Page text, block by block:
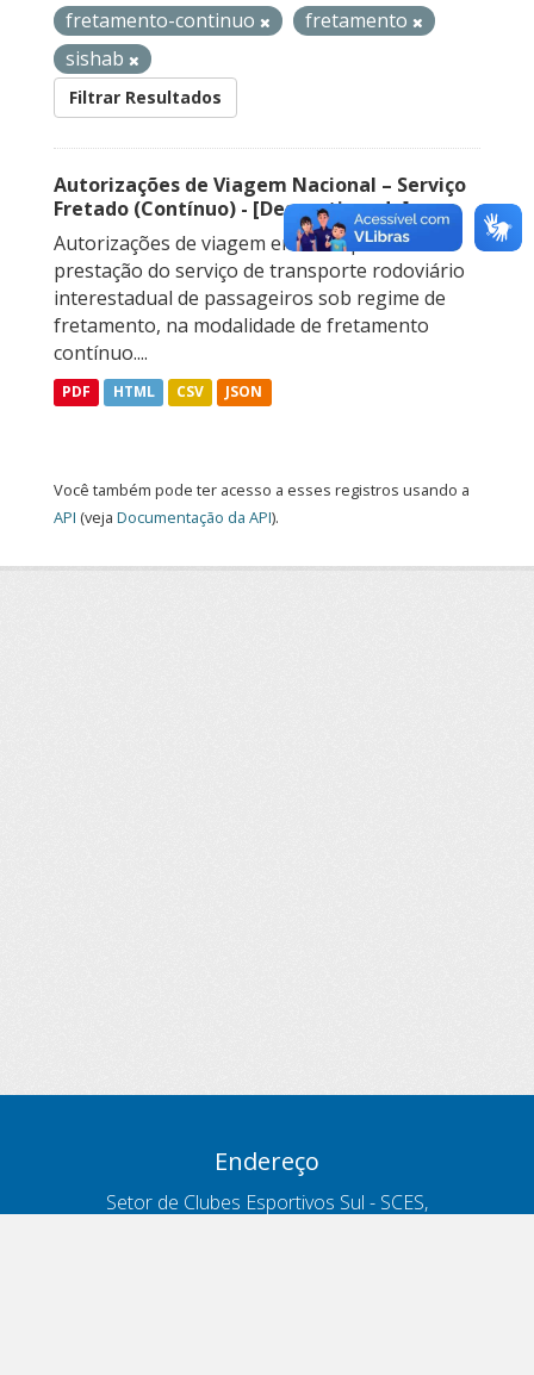
fretamento-continuo
fretamento
sishab
Filtrar Resultados
Autorizações de Viagem Nacional – Serviço
Fretado (Contínuo) - [Descontinuado]
Autorizações de viagem emitidas para a
prestação do serviço de transporte rodoviário
interestadual de passageiros sob regime de
fretamento, na modalidade de fretamento
contínuo....
PDF HTML CSV JSON
Você também pode ter acesso a esses registros usando a
API (veja Documentação da API).
Endereço
Setor de Clubes Esportivos Sul - SCES,